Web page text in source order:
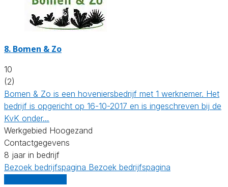
8. Bomen & Zo
10
(2)
Bomen & Zo is een hoveniersbedrijf met 1 werknemer. Het
bedrijf is opgericht op 16-10-2017 en is ingeschreven bij de
KvK onder…
Werkgebied Hoogezand
Contactgegevens
8 jaar in bedrijf
Bezoek bedrijfspagina Bezoek bedrijfspagina